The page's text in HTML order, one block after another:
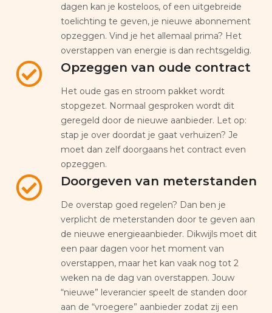
dagen kan je kosteloos, of een uitgebreide
toelichting te geven, je nieuwe abonnement
opzeggen. Vind je het allemaal prima? Het
overstappen van energie is dan rechtsgeldig.
Opzeggen van oude contract
Het oude gas en stroom pakket wordt
stopgezet. Normaal gesproken wordt dit
geregeld door de nieuwe aanbieder. Let op:
stap je over doordat je gaat verhuizen? Je
moet dan zelf doorgaans het contract even
opzeggen.
Doorgeven van meterstanden
De overstap goed regelen? Dan ben je
verplicht de meterstanden door te geven aan
de nieuwe energieaanbieder. Dikwijls moet dit
een paar dagen voor het moment van
overstappen, maar het kan vaak nog tot 2
weken na de dag van overstappen. Jouw
“nieuwe” leverancier speelt de standen door
aan de “vroegere” aanbieder zodat zij een